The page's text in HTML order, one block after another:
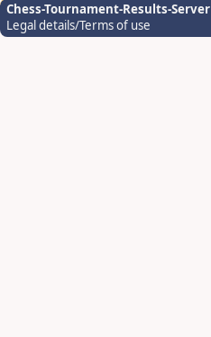
Chess-Tournament-Results-Server
Legal details/Terms of use